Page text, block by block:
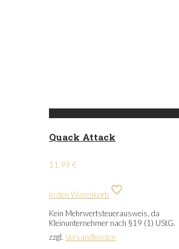
Quack Attack
11,99 €
In den Warenkorb
Kein Mehrwertsteuerausweis, da
Kleinunternehmer nach §19 (1) UStG.
zzgl. Versandkosten